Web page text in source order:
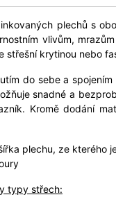
plechů s
vlivům,
krytinou nebo
do sebe a
snadné a
Kromě dodání
plechu, ze kterého
typy střech: